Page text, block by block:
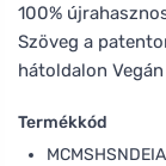
100%
Szöveg a
hátoldalon Vegán
Termékkód